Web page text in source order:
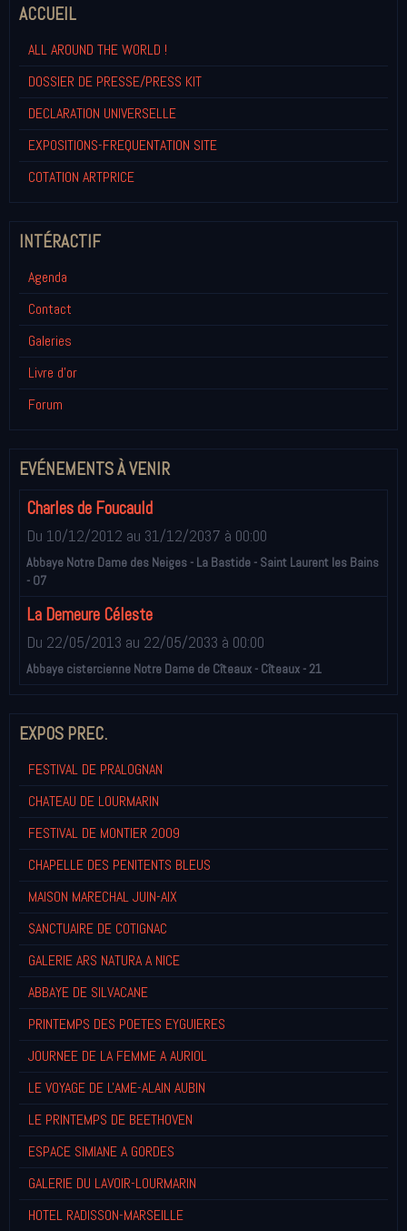
ACCUEIL
ALL AROUND THE WORLD !
DOSSIER DE PRESSE/PRESS KIT
DECLARATION UNIVERSELLE
EXPOSITIONS-FREQUENTATION SITE
COTATION ARTPRICE
INTÉRACTIF
Agenda
Contact
Galeries
Livre d'or
Forum
EVÉNEMENTS À VENIR
Charles de Foucauld
Du 10/12/2012 au 31/12/2037 à 00:00
Abbaye Notre Dame des Neiges - La Bastide - Saint Laurent les Bains
- 07
La Demeure Céleste
Du 22/05/2013 au 22/05/2033 à 00:00
Abbaye cistercienne Notre Dame de Cîteaux - Cîteaux - 21
EXPOS PREC.
FESTIVAL DE PRALOGNAN
CHATEAU DE LOURMARIN
FESTIVAL DE MONTIER 2009
CHAPELLE DES PENITENTS BLEUS
MAISON MARECHAL JUIN-AIX
SANCTUAIRE DE COTIGNAC
GALERIE ARS NATURA A NICE
ABBAYE DE SILVACANE
PRINTEMPS DES POETES EYGUIERES
JOURNEE DE LA FEMME A AURIOL
LE VOYAGE DE L'AME-ALAIN AUBIN
LE PRINTEMPS DE BEETHOVEN
ESPACE SIMIANE A GORDES
GALERIE DU LAVOIR-LOURMARIN
HOTEL RADISSON-MARSEILLE